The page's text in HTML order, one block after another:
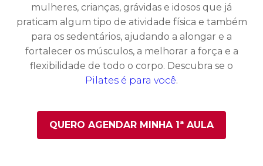
mulheres, crianças, grávidas e idosos que já
praticam algum tipo de atividade física e também
para os sedentários, ajudando a alongar e a
fortalecer os músculos, a melhorar a força e a
flexibilidade de todo o corpo. Descubra se o
Pilates é para você.
QUERO AGENDAR MINHA 1ª AULA